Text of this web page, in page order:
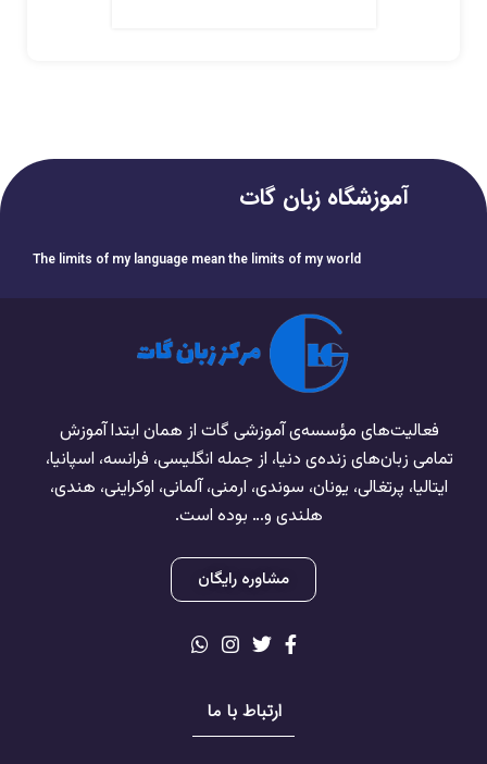
آموزشگاه زبان گات
The limits of my language mean the limits of my world
فعالیت‌های مؤسسه‌ی آموزشی گات از همان ابتدا آموزش
تمامی زبان‌های زنده‌ی دنیا، از جمله انگلیسی، فرانسه، اسپانیا،
ایتالیا، پرتغالی، یونان، سوندی، ارمنی، آلمانی، اوکراینی، هندی،
هلندی و… بوده است.
مشاوره رایگان
ارتباط با ما